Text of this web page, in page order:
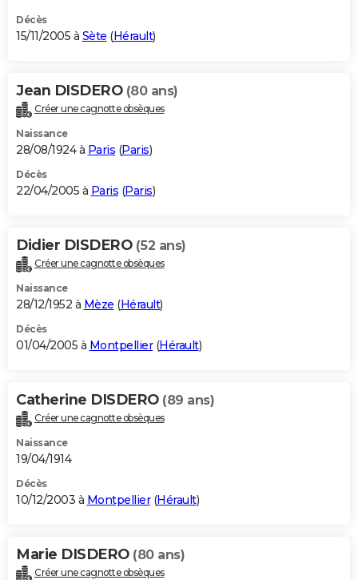
Décès
15/11/2005 à Sète (Hérault)
Jean DISDERO (80 ans)
Créer une cagnotte obsèques
Naissance
28/08/1924 à Paris (Paris)
Décès
22/04/2005 à Paris (Paris)
Didier DISDERO (52 ans)
Créer une cagnotte obsèques
Naissance
28/12/1952 à Mèze (Hérault)
Décès
01/04/2005 à Montpellier(Hérault)
Catherine DISDERO (89 ans)
Créer une cagnotte obsèques
Naissance
19/04/1914
Décès
10/12/2003 à Montpellier(Hérault)
Marie DISDERO (80 ans)
Créer une cagnotte obsèques